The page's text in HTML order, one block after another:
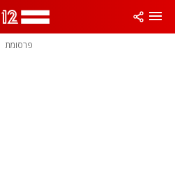
פרסומת